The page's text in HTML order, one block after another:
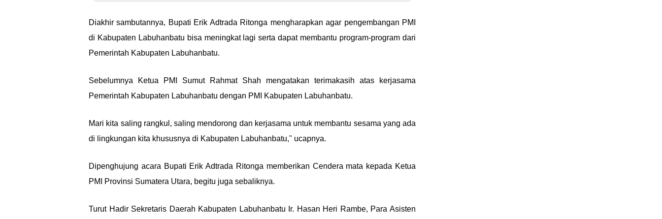
Diakhir sambutannya, Bupati Erik Adtrada Ritonga mengharapkan agar pengembangan PMI
di Kabupaten Labuhanbatu bisa meningkat lagi serta dapat membantu program-program dari
Pemerintah Kabupaten Labuhanbatu.
Sebelumnya Ketua PMI Sumut Rahmat Shah mengatakan terimakasih atas kerjasama
Pemerintah Kabupaten Labuhanbatu dengan PMI Kabupaten Labuhanbatu.
Mari kita saling rangkul, saling mendorong dan kerjasama untuk membantu sesama yang ada
di lingkungan kita khususnya di Kabupaten Labuhanbatu," ucapnya.
Dipenghujung acara Bupati Erik Adtrada Ritonga memberikan Cendera mata kepada Ketua
PMI Provinsi Sumatera Utara, begitu juga sebaliknya.
Turut Hadir Sekretaris Daerah Kabupaten Labuhanbatu Ir. Hasan Heri Rambe, Para Asisten